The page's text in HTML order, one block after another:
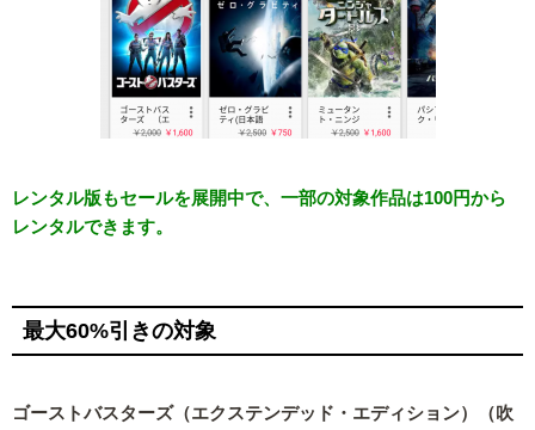
レンタル版もセールを展開中で、一部の対象作品は100円から
レンタルできます。
最大60%引きの対象
ゴーストバスターズ（エクステンデッド・エディション）（吹